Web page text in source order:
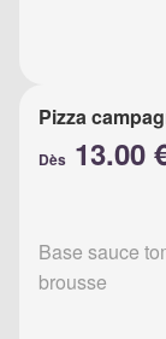
Pizza
Dès 13.00
Base sauce
brousse